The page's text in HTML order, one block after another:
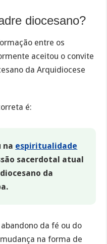
diocesano?
entre os
aceitou o convite
da Arquidiocese
é:
na espiritualidade
sacerdotal atual
da
da fé ou do
na forma de